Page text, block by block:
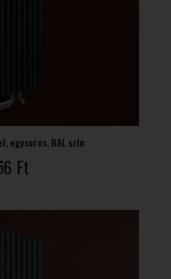
egysoros, RAL szín
Ft40
-